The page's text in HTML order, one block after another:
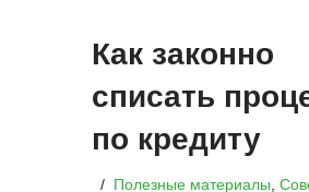
Как законно
списать
по кредиту
Полезные материалы